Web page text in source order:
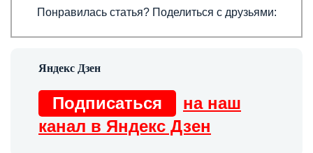
Понравилась статья? Поделиться с друзьями:
Подписаться
на наш
канал в Яндекс Дзен